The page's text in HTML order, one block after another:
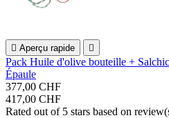
 Aperçu rapide 
Pack Huile d'olive bouteille +
Épaule
377,00 CHF
417,00 CHF
Rated out of 5 stars based on